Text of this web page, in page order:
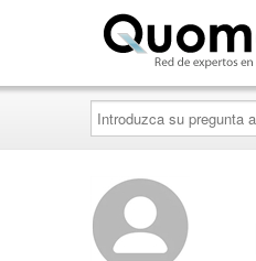
Introduzca
su
pregunta
aquí...